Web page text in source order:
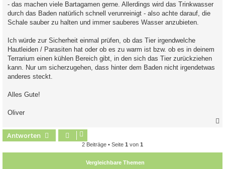
- das machen viele Bartagamen gerne. Allerdings wird das Trinkwasser
durch das Baden natürlich schnell verunreinigt - also achte darauf, die
Schale sauber zu halten und immer sauberes Wasser anzubieten.
Ich würde zur Sicherheit einmal prüfen, ob das Tier irgendwelche
Hautleiden / Parasiten hat oder ob es zu warm ist bzw. ob es in deinem
Terrarium einen kühlen Bereich gibt, in den sich das Tier zurückziehen
kann. Nur um sicherzugehen, dass hinter dem Baden nicht irgendetwas
anderes steckt.
Alles Gute!
Oliver
Antworten
2 Beiträge • Seite 1 von 1
Vergleichbare Themen